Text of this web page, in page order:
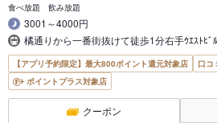
食べ放題 飲み放題
3001～4000円
橘通りから一番街抜けて徒歩1分右手ｳｴｽﾄﾋﾞ
【アプリ予約限定】最大800ポイント還元対象店
口コ
ポイントプラス対象店
クーポン